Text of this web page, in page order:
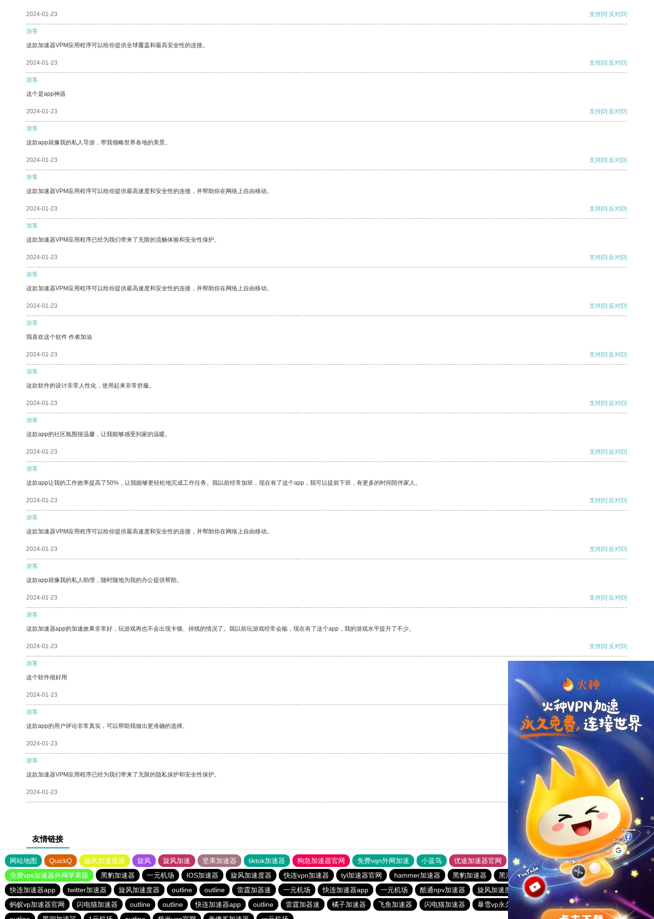
2024-01-23 支持[0] 反对[0]
游客
这款加速器VPM应用程序可以给你提供全球覆盖和最高安全性的连接。
2024-01-23 支持[0] 反对[0]
游客
这个是app神器
2024-01-23 支持[0] 反对[0]
游客
这款app就像我的私人导游，带我领略世界各地的美景。
2024-01-23 支持[0] 反对[0]
游客
这款加速器VPM应用程序可以给你提供最高速度和安全性的连接，并帮助你在网络上自由移动。
2024-01-23 支持[0] 反对[0]
游客
这款加速器VPM应用程序已经为我们带来了无限的流畅体验和安全性保护。
2024-01-23 支持[0] 反对[0]
游客
这款加速器VPM应用程序可以给你提供最高速度和安全性的连接，并帮助你在网络上自由移动。
2024-01-23 支持[0] 反对[0]
游客
我喜欢这个软件 作者加油
2024-01-23 支持[0] 反对[0]
游客
这款软件的设计非常人性化，使用起来非常舒服。
2024-01-23 支持[0] 反对[0]
游客
这款app的社区氛围很温馨，让我能够感受到家的温暖。
2024-01-23 支持[0] 反对[0]
游客
这款app让我的工作效率提高了50%，让我能够更轻松地完成工作任务。我以前经常加班，现在有了这个app，我可以提前下班，有更多的时间陪伴家人。
2024-01-23 支持[0] 反对[0]
游客
这款加速器VPM应用程序可以给你提供最高速度和安全性的连接，并帮助你在网络上自由移动。
2024-01-23 支持[0] 反对[0]
游客
这款app就像我的私人助理，随时随地为我的办公提供帮助。
2024-01-23 支持[0] 反对[0]
游客
这款加速器app的加速效果非常好，玩游戏再也不会出现卡顿、掉线的情况了。我以前玩游戏经常会输，现在有了这个app，我的游戏水平提升了不少。
2024-01-23 支持[0] 反对[0]
游客
这个软件很好用
2024-01-23
游客
这款app的用户评论非常真实，可以帮助我做出更准确的选择。
2024-01-23 反对
游客
这款加速器VPM应用程序已经为我们带来了无限的隐私保护和安全性保护。
2024-01-23 反对[0]
友情链接
网站地图 QuickQ 旋风加速度器 旋风 旋风加速 坚果加速器 tiktok加速器 狗急加速器官网 免费vqn外网加速 小蓝鸟 优途加速器官网 风驰加速器 旋风加速器
八戒看书
免费vps加速器外网苹果版
黑豹加速器 一元机场 IOS加速器 旋风加速度器 快连vρn加速器 tyl加速器官网 hammer加速器 黑豹加速器 黑洞官方加速器
国外上网加速器
快连加速器app
twitter加速器 旋风加速度器 outline outline 雷霆加器速 一元机场 快连加速器app 一元机场 酷通npv加速器 旋风加速度器 黑洞加速官网
outline
蚂蚁vp加速器官网
闪电猫加速器 outline outline 快连加速器app outline 雷霆加器速 橘子加速器 飞鱼加速器 闪电猫加速器 暴雪vp永久免费加速器下载官网
BitzNet官网